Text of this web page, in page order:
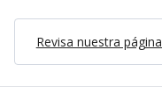
Revisa nuestra